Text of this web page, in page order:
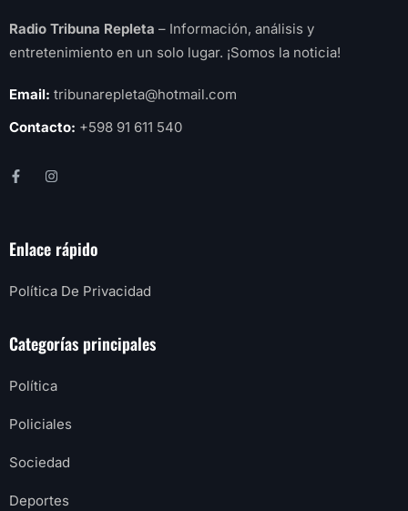
Radio Tribuna Repleta – Información, análisis y
entretenimiento en un solo lugar. ¡Somos la noticia!
Email: tribunarepleta@hotmail.com
Contacto: +598 91 611 540
Enlace rápido
Política De Privacidad
Categorías principales
Política
Policiales
Sociedad
Deportes